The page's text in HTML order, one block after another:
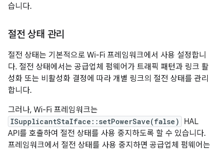
습니다.
절전 상태 관리
절전 상태는 기본적으로 Wi-Fi 프레임워크에서 사용 설정합니
다. 절전 상태에서는 공급업체 펌웨어가 트래픽 패턴과 링크 활
성화 또는 비활성화 결정에 따라 개별 링크의 절전 상태를 관리
합니다.
그러나, Wi-Fi 프레임워크는
ISupplicantStaIface::setPowerSave(false)
HAL
API를 호출하여 절전 상태를 사용 중지하도록 할 수 있습니다.
프레임워크에서 절전 상태를 사용 중지하면 공급업체 펌웨어는